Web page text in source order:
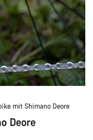
mit Shimano Deore
Deore